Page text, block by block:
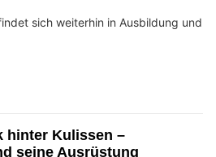
sich weiterhin in Ausbildung und
hinter Kulissen –
seine Ausrüstung